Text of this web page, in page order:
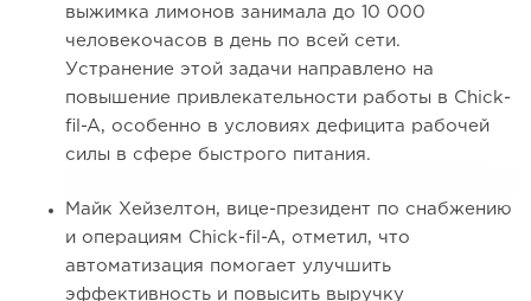
выжимка лимонов занимала до 10 000
человекочасов в день по всей сети.
Устранение этой задачи направлено на
повышение привлекательности работы в Chick-
fil-A, особенно в условиях дефицита рабочей
силы в сфере быстрого питания.
Майк Хейзелтон, вице-президент по снабжению
и операциям Chick-fil-A, отметил, что
автоматизация помогает улучшить
эффективность и повысить выручку